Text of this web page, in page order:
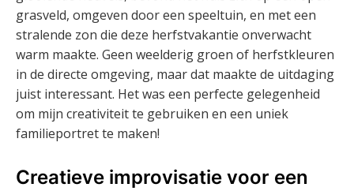
grasveld, omgeven door een speeltuin, en met een
stralende zon die deze herfstvakantie onverwacht
warm maakte. Geen weelderig groen of herfstkleuren
in de directe omgeving, maar dat maakte de uitdaging
juist interessant. Het was een perfecte gelegenheid
om mijn creativiteit te gebruiken en een uniek
familieportret te maken!
Creatieve improvisatie voor een